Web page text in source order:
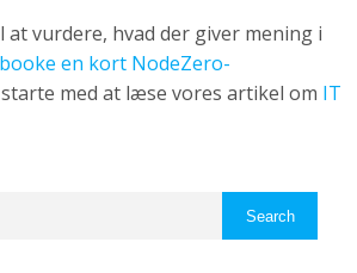
vurdere, hvad der giver mening i
booke en kort NodeZero-
med at læse vores artikel om IT
Search